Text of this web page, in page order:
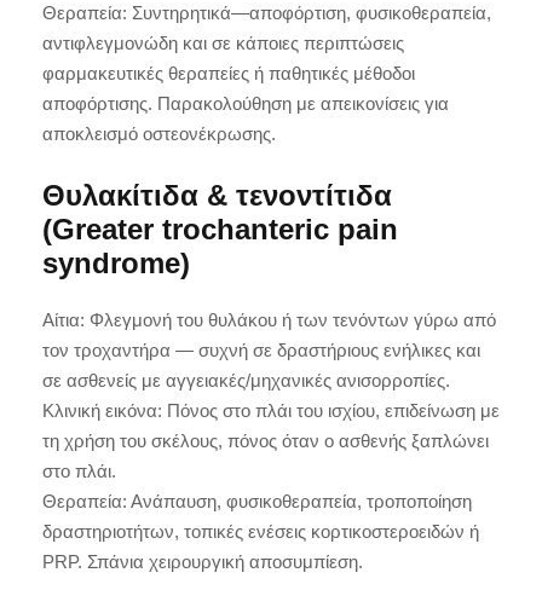
Θεραπεία: Συντηρητικά—αποφόρτιση, φυσικοθεραπεία,
αντιφλεγμονώδη και σε κάποιες περιπτώσεις
φαρμακευτικές θεραπείες ή παθητικές μέθοδοι
αποφόρτισης. Παρακολούθηση με απεικονίσεις για
αποκλεισμό οστεονέκρωσης.
Θυλακίτιδα & τενοντίτιδα
(Greater trochanteric pain
syndrome)
Αίτια: Φλεγμονή του θυλάκου ή των τενόντων γύρω από
τον τροχαντήρα — συχνή σε δραστήριους ενήλικες και
σε ασθενείς με αγγειακές/μηχανικές ανισορροπίες.
Κλινική εικόνα: Πόνος στο πλάι του ισχίου, επιδείνωση με
τη χρήση του σκέλους, πόνος όταν ο ασθενής ξαπλώνει
στο πλάι.
Θεραπεία: Ανάπαυση, φυσικοθεραπεία, τροποποίηση
δραστηριοτήτων, τοπικές ενέσεις κορτικοστεροειδών ή
PRP. Σπάνια χειρουργική αποσυμπίεση.